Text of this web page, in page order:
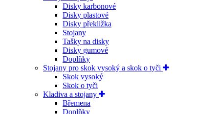
Disky karbonové
Disky plastové
Disky překližka
Stojany
Tašky na disky
Disky gumové
Doplňky
Stojany pro skok vysoký a skok o tyči
Skok vysoký
Skok o tyči
Kladiva a stojany
Břemena
Doplňky